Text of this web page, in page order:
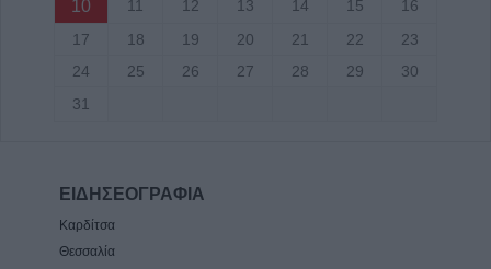
10
11 12 13 14 15
16
17
18 19 20 21 22
23
24
25 26 27 28 29
30
31
ΕΙΔΗΣΕΟΓΡΑΦΙΑ
Καρδίτσα
Θεσσαλία